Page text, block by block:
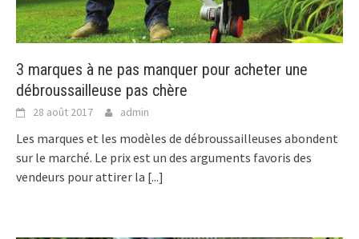
3 marques à ne pas manquer pour acheter une
débroussailleuse pas chère
28 août 2017 admin
Les marques et les modèles de débroussailleuses abondent
sur le marché. Le prix est un des arguments favoris des
vendeurs pour attirer la [...]